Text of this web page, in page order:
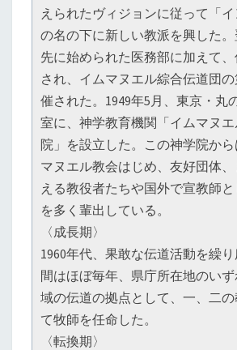
えられたヴィジョンに従って「イ
の名の下に新しい教派を興した。
先に始められた医務部に加えて
され、イムマヌエル綜合伝道団
催された。1949年5月、東京・丸
室に、神学教育機関「イムマヌ
院」を設立した。この神学院か
マヌエル教会はじめ、友好団体
える教役者たちや国外で宣教師
を多く輩出している。
〈成長期〉
1960年代、果敢な伝道活動を繰
間はほぼ毎年、県庁所在地のい
域の伝道の拠点として、一、二
て牧師を任命した。
〈転換期〉